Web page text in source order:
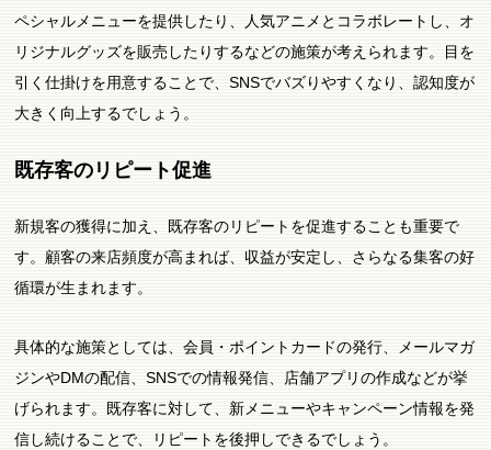
ペシャルメニューを提供したり、人気アニメとコラボレートし、オ
リジナルグッズを販売したりするなどの施策が考えられます。目を
引く仕掛けを用意することで、SNSでバズりやすくなり、認知度が
大きく向上するでしょう。
既存客のリピート促進
新規客の獲得に加え、既存客のリピートを促進することも重要で
す。顧客の来店頻度が高まれば、収益が安定し、さらなる集客の好
循環が生まれます。
具体的な施策としては、会員・ポイントカードの発行、メールマガ
ジンやDMの配信、SNSでの情報発信、店舗アプリの作成などが挙
げられます。既存客に対して、新メニューやキャンペーン情報を発
信し続けることで、リピートを後押しできるでしょう。